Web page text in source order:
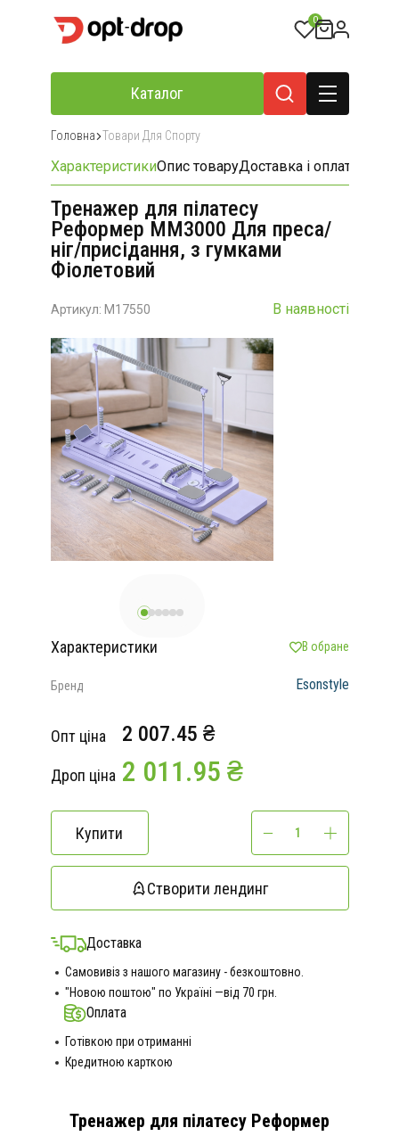
0
Каталог
Головна Товари Для Спорту
ХарактеристикиОпис товаруДоставка і оплата
Тренажер для пілатесу
Реформер MM3000 Для преса/
ніг/присідання, з гумками
Фіолетовий
Артикул: M17550 В наявності
Характеристики В обране
Бренд Esonstyle
Опт ціна 2 007.45 ₴
Дроп ціна 2 011.95 ₴
Купити
Створити лендинг
Доставка
Самовивіз з нашого магазину - безкоштовно.
"Новою поштою" по Україні —від 70 грн.
Оплата
Готівкою при отриманні
Кредитною карткою
Тренажер для пілатесу Реформер